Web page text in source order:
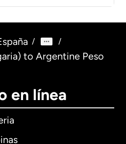
/ /
to Argentine Peso
en línea